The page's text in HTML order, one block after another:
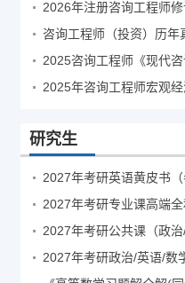
2026年注册咨询工程师
咨询工程师（投资）历年
研究生
2027年考研英语黄皮书（
2027年考研专业课高端
2027年考研公共课（政治
2027年考研政治/英语/数